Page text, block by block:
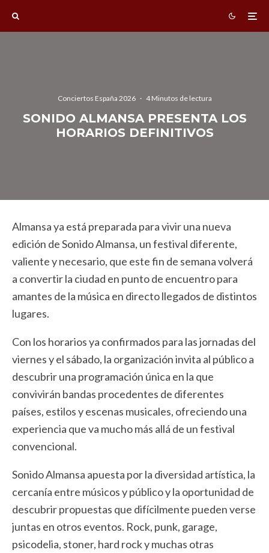
Conciertos España 2026 · 4 Minutos de lectura
SONIDO ALMANSA PRESENTA LOS
HORARIOS DEFINITIVOS
Almansa ya está preparada para vivir una nueva
edición de Sonido Almansa, un festival diferente,
valiente y necesario, que este fin de semana volverá
a convertir la ciudad en punto de encuentro para
amantes de la música en directo llegados de distintos
lugares.
Con los horarios ya confirmados para las jornadas del
viernes y el sábado, la organización invita al público a
descubrir una programación única en la que
convivirán bandas procedentes de diferentes
países, estilos y escenas musicales, ofreciendo una
experiencia que va mucho más allá de un festival
convencional.
Sonido Almansa apuesta por la diversidad artística, la
cercanía entre músicos y público y la oportunidad de
descubrir propuestas que difícilmente pueden verse
juntas en otros eventos. Rock, punk, garage,
psicodelia, stoner, hard rock y muchas otras